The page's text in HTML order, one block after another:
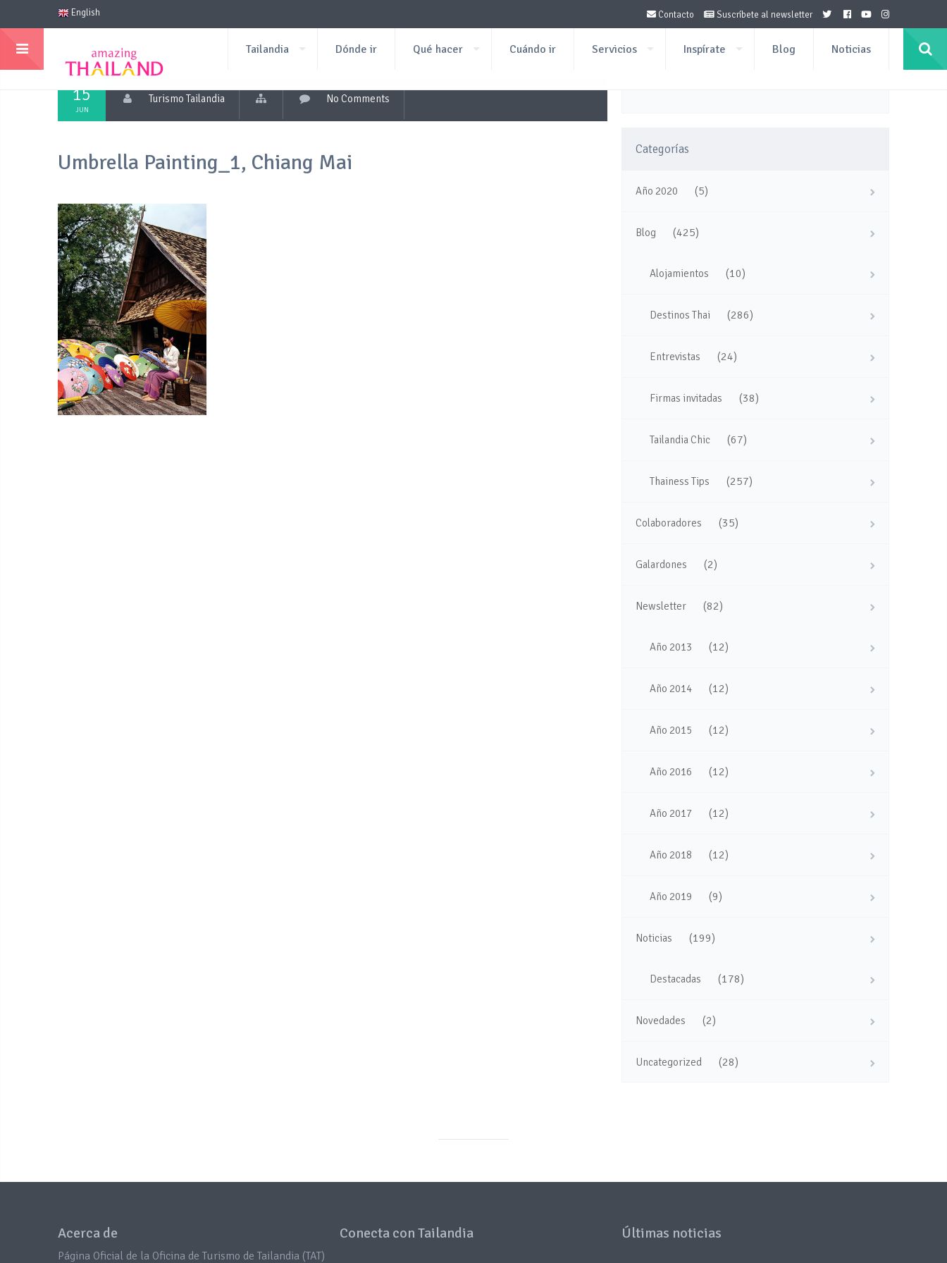
English Contacto Suscríbete al newsletter
Tailandia Dónde ir Qué hacer Cuándo ir Servicios Inspírate Blog Noticias
15
JUN
Turismo Tailandia No Comments
Umbrella Painting_1, Chiang Mai
Categorías
Año 2020 (5)
Blog (425)
Alojamientos (10)
Destinos Thai (286)
Entrevistas (24)
Firmas invitadas (38)
Tailandia Chic (67)
Thainess Tips (257)
Colaboradores (35)
Galardones (2)
Newsletter (82)
Año 2013 (12)
Año 2014 (12)
Año 2015 (12)
Año 2016 (12)
Año 2017 (12)
Año 2018 (12)
Año 2019 (9)
Noticias (199)
Destacadas (178)
Novedades (2)
Uncategorized (28)
Acerca de
Página Oficial de la Oficina de Turismo de Tailandia (TAT)
Conecta con Tailandia Últimas noticias